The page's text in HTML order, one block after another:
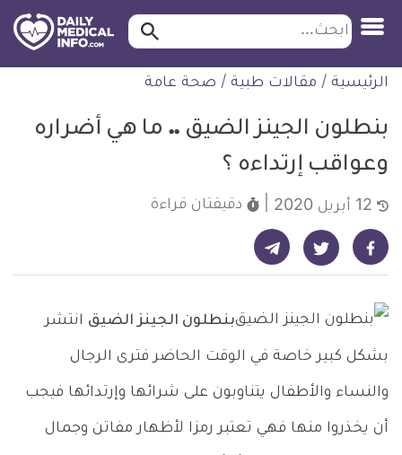
التخطي
للمحتوى
ابحث ابحث…
الرئيسية / مقالات طبية / صحة عامة
بنطلون الجينز الضيق .. ما هي أضراره
وعواقب إرتداءه ؟
دقيقتان قراءة
شارك على فيسبوك - ديلي ميديكال انفو شارك على تويتر - ديلي ميديكال انفو شارك على تيليجرام - ديلي ميديكال انفو
بنطلون الجينز الضيق انتشر
بشكل كبير خاصة في الوقت الحاضر فترى الرجال
والنساء والأطفال يتناوبون على شرائها وإرتدائها فيجب
أن يخذروا منها فهي تعتبر رمزا لأظهار مفاتن وجمال